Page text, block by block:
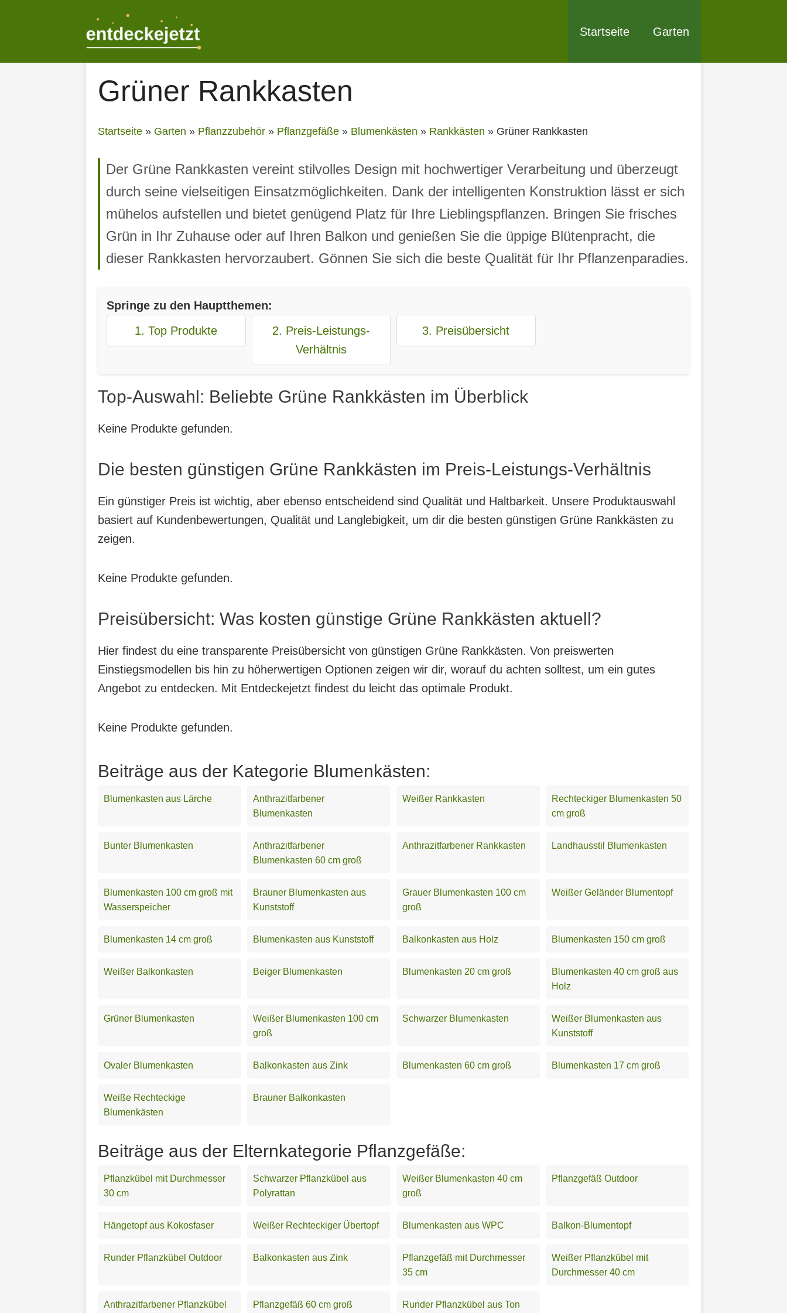
Startseite Garten
Grüner Rankkasten
Startseite » Garten » Pflanzzubehör » Pflanzgefäße » Blumenkästen » Rankkästen » Grüner Rankkasten
Der Grüne Rankkasten vereint stilvolles Design mit hochwertiger Verarbeitung und überzeugt
durch seine vielseitigen Einsatzmöglichkeiten. Dank der intelligenten Konstruktion lässt er sich
mühelos aufstellen und bietet genügend Platz für Ihre Lieblingspflanzen. Bringen Sie frisches
Grün in Ihr Zuhause oder auf Ihren Balkon und genießen Sie die üppige Blütenpracht, die
dieser Rankkasten hervorzaubert. Gönnen Sie sich die beste Qualität für Ihr Pflanzenparadies.
Springe zu den Hauptthemen:
1. Top Produkte
2. Preis-Leistungs-
Verhältnis
3. Preisübersicht
Top-Auswahl: Beliebte Grüne Rankkästen im Überblick
Keine Produkte gefunden.
Die besten günstigen Grüne Rankkästen im Preis-Leistungs-Verhältnis
Ein günstiger Preis ist wichtig, aber ebenso entscheidend sind Qualität und Haltbarkeit. Unsere Produktauswahl
basiert auf Kundenbewertungen, Qualität und Langlebigkeit, um dir die besten günstigen Grüne Rankkästen zu
zeigen.
Keine Produkte gefunden.
Preisübersicht: Was kosten günstige Grüne Rankkästen aktuell?
Hier findest du eine transparente Preisübersicht von günstigen Grüne Rankkästen. Von preiswerten
Einstiegsmodellen bis hin zu höherwertigen Optionen zeigen wir dir, worauf du achten solltest, um ein gutes
Angebot zu entdecken. Mit Entdeckejetzt findest du leicht das optimale Produkt.
Keine Produkte gefunden.
Beiträge aus der Kategorie Blumenkästen:
Blumenkasten aus Lärche
Anthrazitfarbener
Blumenkasten
Weißer Rankkasten
Rechteckiger Blumenkasten 50
cm groß
Bunter Blumenkasten
Anthrazitfarbener
Blumenkasten 60 cm groß
Anthrazitfarbener Rankkasten Landhausstil Blumenkasten
Blumenkasten 100 cm groß mit
Wasserspeicher
Brauner Blumenkasten aus
Kunststoff
Grauer Blumenkasten 100 cm
groß
Weißer Geländer Blumentopf
Blumenkasten 14 cm groß Blumenkasten aus Kunststoff Balkonkasten aus Holz Blumenkasten 150 cm groß
Weißer Balkonkasten Beiger Blumenkasten Blumenkasten 20 cm groß
Blumenkasten 40 cm groß aus
Holz
Grüner Blumenkasten
Weißer Blumenkasten 100 cm
groß
Schwarzer Blumenkasten
Weißer Blumenkasten aus
Kunststoff
Ovaler Blumenkasten Balkonkasten aus Zink Blumenkasten 60 cm groß Blumenkasten 17 cm groß
Weiße Rechteckige
Blumenkästen
Brauner Balkonkasten
Beiträge aus der Elternkategorie Pflanzgefäße:
Pflanzkübel mit Durchmesser
30 cm
Schwarzer Pflanzkübel aus
Polyrattan
Weißer Blumenkasten 40 cm
groß
Pflanzgefäß Outdoor
Hängetopf aus Kokosfaser Weißer Rechteckiger Übertopf Blumenkasten aus WPC Balkon-Blumentopf
Runder Pflanzkübel Outdoor Balkonkasten aus Zink
Pflanzgefäß mit Durchmesser
35 cm
Weißer Pflanzkübel mit
Durchmesser 40 cm
Anthrazitfarbener Pflanzkübel Pflanzgefäß 60 cm groß Runder Pflanzkübel aus Ton